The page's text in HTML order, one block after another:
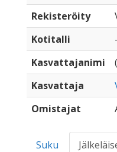
Rekisteröity
Kotitalli
-
Kasvattajanimi
Kasvattaja
Omistajat
Suku